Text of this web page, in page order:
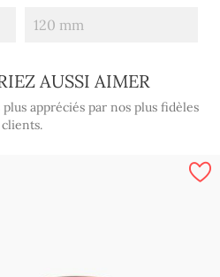
120 mm
AUSSI AIMER
appréciés par nos plus fidèles
clients.